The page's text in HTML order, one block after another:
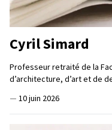
Cyril Simard
Professeur retraité de la
d’architecture, d’art et de
— 10 juin 2026